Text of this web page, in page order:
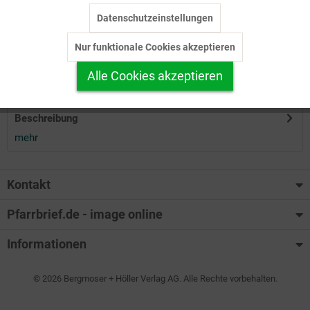
Herunterladen
Auf Ihren Merkzettel setzen
Beschreibung
mehr
Kontakt
Pfarrbrief.de - image online
Informationen
© 2026 Bergmoser + Höller Verlag AG. Alle Rechte vorbehalten.
Personalisierung Inaktiv
Service
Datenschutzeinstellungen
Nur funktionale Cookies akzeptieren
Alle Cookies akzeptieren